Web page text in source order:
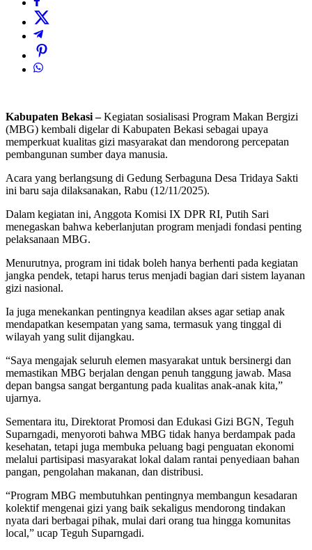
Kabupaten Bekasi –Kegiatan sosialisasi Program Makan Bergizi
(MBG) kembali digelar di Kabupaten Bekasi sebagai upaya
memperkuat kualitas gizi masyarakat dan mendorong percepatan
pembangunan sumber daya manusia.
Acara yang berlangsung di Gedung Serbaguna Desa Tridaya Sakti
ini baru saja dilaksanakan, Rabu (12/11/2025).
Dalam kegiatan ini, Anggota Komisi IX DPR RI, Putih Sari
menegaskan bahwa keberlanjutan program menjadi fondasi penting
pelaksanaan MBG.
Menurutnya, program ini tidak boleh hanya berhenti pada kegiatan
jangka pendek, tetapi harus terus menjadi bagian dari sistem layanan
gizi nasional.
Ia juga menekankan pentingnya keadilan akses agar setiap anak
mendapatkan kesempatan yang sama, termasuk yang tinggal di
wilayah yang sulit dijangkau.
“Saya mengajak seluruh elemen masyarakat untuk bersinergi dan
memastikan MBG berjalan dengan penuh tanggung jawab. Masa
depan bangsa sangat bergantung pada kualitas anak-anak kita,”
ujarnya.
Sementara itu, Direktorat Promosi dan Edukasi Gizi BGN, Teguh
Suparngadi, menyoroti bahwa MBG tidak hanya berdampak pada
kesehatan, tetapi juga membuka peluang bagi penguatan ekonomi
melalui partisipasi masyarakat lokal dalam rantai penyediaan bahan
pangan, pengolahan makanan, dan distribusi.
“Program MBG membutuhkan pentingnya membangun kesadaran
kolektif mengenai gizi yang baik sekaligus mendorong tindakan
nyata dari berbagai pihak, mulai dari orang tua hingga komunitas
local,” ucap Teguh Suparngadi.